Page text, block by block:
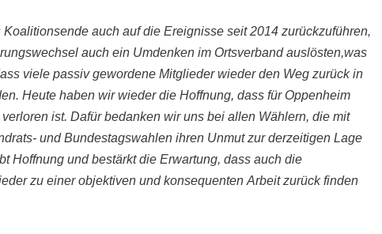
Koalitionsende auch auf die Ereignisse seit 2014 zurückzuführen,
auch ein Umdenken im Ortsverband auslösten,was
viele passiv gewordene Mitglieder wieder den Weg zurück in
Heute haben wir wieder die Hoffnung, dass für Oppenheim
ist. Dafürbedanken wir uns bei allen Wählern, die mit
und Bundestagswahlen ihren Unmut zur derzeitigen Lage
Hoffnung und bestärkt die Erwartung, dass auch die
zu einer objektiven und konsequenten Arbeit zurückfinden